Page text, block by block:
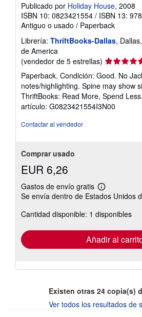
Publicado por Holiday House, 2008
ISBN 10: 0823421554 / ISBN 13:
Antiguo o usado / Paperback
Librería: ThriftBooks-Dallas,
de America
(vendedor de 5 estrellas) Calificación
del
vendedor:
5
de
5
Paperback. Condición: Good. No
notes/highlighting. Spine may show
ThriftBooks: Read More, Spend Less.
artículo: G0823421554I3N00
Contactar al vendedor
Comprar usado
EUR 6,26
Gastos de envío gratis
Más
información
las
tarifas
envío
Se envía dentro de Estados Unidos
Cantidad disponible: 1 disponibles
Añadir al
Existen otras 24copia(s)
Ver todos los resultados de